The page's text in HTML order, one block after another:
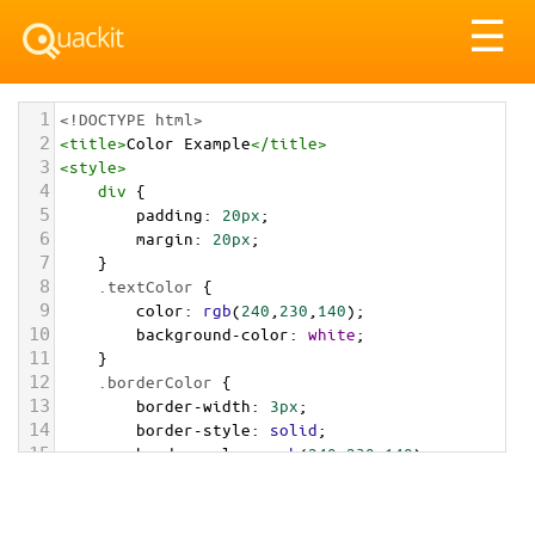
☰
1 <!DOCTYPE html>
2 <title>Color Example</title>
3 <style>
4 div {
5 padding: 20px;
6 margin: 20px;
7 }
8 .textColor {
9 color: rgb(240 230 140);
10 background-color: white;
11 }
12 .borderColor {
13 border-width: 3px;
14 border-style: solid;
15 border-color: rgb(240,230,140);